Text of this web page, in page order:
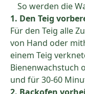
So werden die
1. Den Teig
Für den Teig alle
von Hand oder
einem Teig
Bienenwachstuch
und für 30-60